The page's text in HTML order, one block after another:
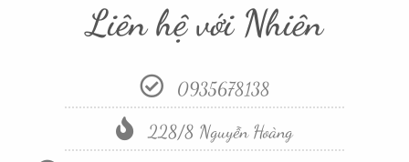
Liên hệ với Nhiên
0935678138
228/8 Nguyễn Hoàng